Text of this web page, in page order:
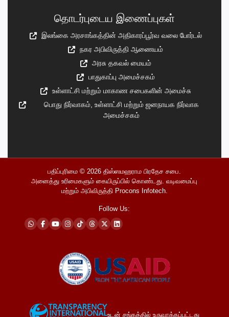
தொடர்புடைய இணைப்புகள்
இலங்கை அரசாங்கத்தின் அதிகாரப்பூர்வ வலை போர்டல்
நகர அபிவிருத்தி ஆணையம்
அரசு தகவல் மையம்
பாதுகாப்பு அமைச்சகம்
உள்ளாட்சி மற்றும் மாகாண சபைகளின் அமைச்சு
பொது நிர்வாகம், உள்ளாட்சி மற்றும் ஜனநாயக நிர்வாக
அமைச்சகம்
பதிப்புரிமை © 2026திஸ்ஸமஹராம பிரதேச சபை.
அனைத்து உரிமைகளும் கையிருப்பில் கொண்டது. வடிவமைப்பு
மற்றும் அபிவிருத்தி Procons Infotech.
Follow Us:
உடன் சங்கத்தில் உருவாக்கப்பட்டது